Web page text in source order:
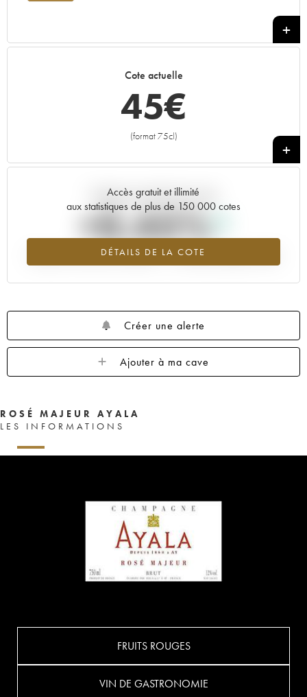
Cote actuelle
45€
(format 75cl)
+
Accès gratuit et illimité
aux statistiques de plus de 150 000 cotes
DÉTAILS DE LA COTE
Tendance actuelle de la cote
+0.45%
Tendance à la hausse du millésime ---- en 2026 par rapport à 2025
Créer une alerte
Ajouter à ma cave
ROSÉ MAJEUR AYALA
LES INFORMATIONS
FRUITS ROUGES
VIN DE GASTRONOMIE